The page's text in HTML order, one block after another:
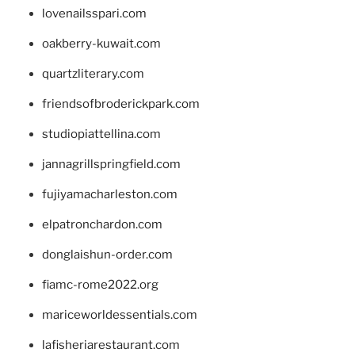
lovenailsspari.com
oakberry-kuwait.com
quartzliterary.com
friendsofbroderickpark.com
studiopiattellina.com
jannagrillspringfield.com
fujiyamacharleston.com
elpatronchardon.com
donglaishun-order.com
fiamc-rome2022.org
mariceworldessentials.com
lafisheriarestaurant.com